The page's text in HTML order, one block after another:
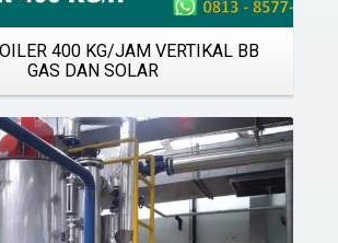
400 KG/JAM VERTIKAL BB
GAS DAN SOLAR
Details